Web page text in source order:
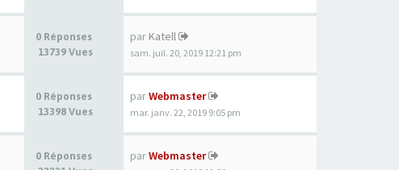
0 Réponses
13739 Vues
par Katell
sam. juil. 20, 2019 12:21 pm
0 Réponses
13398 Vues
parWebmaster
mar. janv. 22, 2019 9:05 pm
0 Réponses
parWebmaster